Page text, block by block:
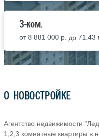
3-ком.
от8 881 000 р. до 71.43
О НОВОСТРОЙКЕ
Агентство недвижимости
1,2,3 комнатные квартиры в